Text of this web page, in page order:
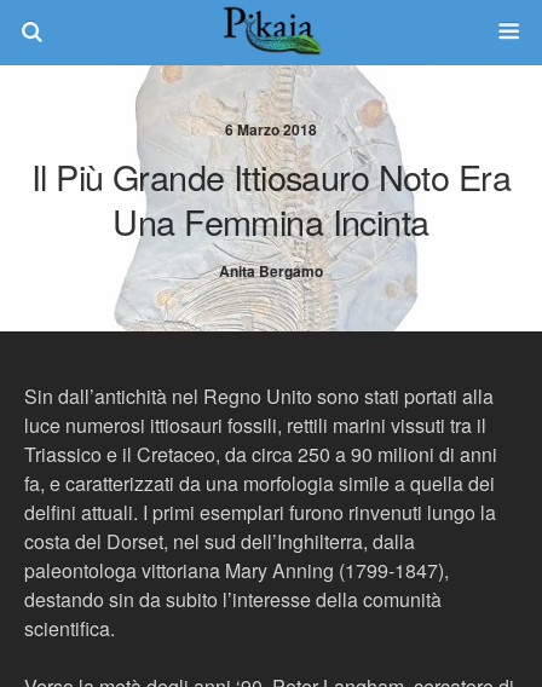
6 Marzo 2018
Il Più Grande Ittiosauro Noto Era
Una Femmina Incinta
Anita Bergamo
Sin dall’antichità nel Regno Unito sono stati portati alla
luce numerosi ittiosauri fossili, rettili marini vissuti tra il
Triassico e il Cretaceo, da circa 250 a 90 milioni di anni
fa, e caratterizzati da una morfologia simile a quella dei
delfini attuali. I primi esemplari furono rinvenuti lungo la
costa del Dorset, nel sud dell’Inghilterra, dalla
paleontologa vittoriana Mary Anning (1799-1847),
destando sin da subito l’interesse della comunità
scientifica.